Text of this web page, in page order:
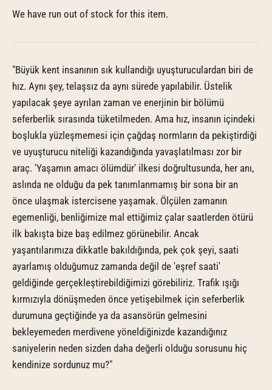
We have run out of stock for this item.
"Büyük kent insanının sık kullandığı uyuşturuculardan biri de
hız. Aynı şey, telaşsız da aynı sürede yapılabilir. Üstelik
yapılacak şeye ayrılan zaman ve enerjinin bir bölümü
seferberlik sırasında tüketilmeden. Ama hız, insanın içindeki
boşlukla yüzleşmemesi için çağdaş normların da pekiştirdiği
ve uyuşturucu niteliği kazandığında yavaşlatılması zor bir
araç. 'Yaşamın amacı ölümdür' ilkesi doğrultusunda, her anı,
aslında ne olduğu da pek tanımlanmamış bir sona bir an
önce ulaşmak istercisene yaşamak. Ölçülen zamanın
egemenliği, benliğimize mal ettiğimiz çalar saatlerden ötürü
ilk bakışta bize baş edilmez görünebilir. Ancak
yaşantılarımıza dikkatle bakıldığında, pek çok şeyi, saati
ayarlamış olduğumuz zamanda değil de 'eşref saati'
geldiğinde gerçekleştirebildiğimizi görebiliriz. Trafik ışığı
kırmızıyla dönüşmeden önce yetişebilmek için seferberlik
durumuna geçtiğinde ya da asansörün gelmesini
bekleyemeden merdivene yöneldiğinizde kazandığınız
saniyelerin neden sizden daha değerli olduğu sorusunu hiç
kendinize sordunuz mu?"